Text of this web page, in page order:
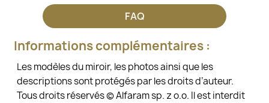
FAQ
Informations complémentaires :
Les modèles du miroir, les photos ainsi que les
descriptions sont protégés par les droits d’auteur.
Tous droits réservés © Alfaram sp. z o.o. Il est interdit